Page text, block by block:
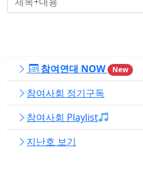
참여연대 NOW New
참여사회 정기구독
참여사회 Playlist
지난호 보기